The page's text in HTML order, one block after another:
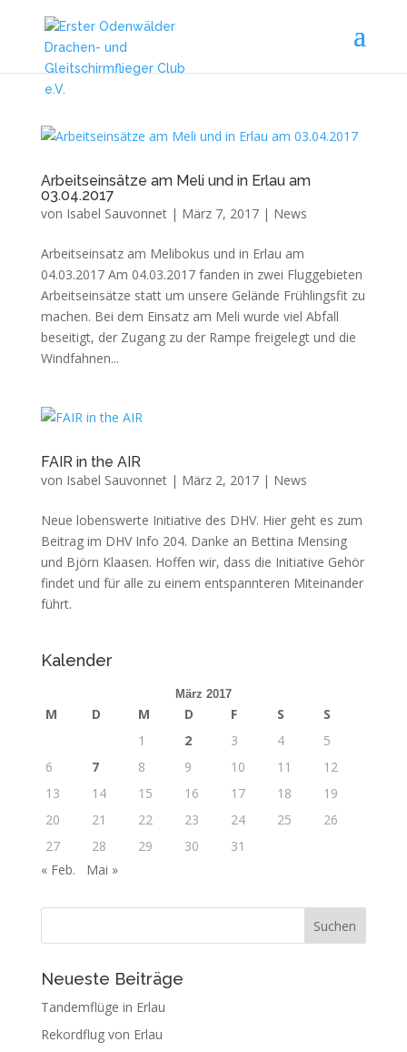
Arbeitseinsätze am Meli und in Erlau am
03.04.2017
von Isabel Sauvonnet| März 7, 2017| News
Arbeitseinsatz am Melibokus und in Erlau am
04.03.2017 Am 04.03.2017 fanden in zwei Fluggebieten
Arbeitseinsätze statt um unsere Gelände Frühlingsfit zu
machen. Bei dem Einsatz am Meli wurde viel Abfall
beseitigt, der Zugang zu der Rampe freigelegt und die
Windfahnen...
FAIR in the AIR
von Isabel Sauvonnet| März 2, 2017| News
Neue lobenswerte Initiative des DHV. Hier geht es zum
Beitrag im DHV Info 204. Danke an Bettina Mensing
und Björn Klaasen. Hoffen wir, dass die Initiative Gehör
findet und für alle zu einem entspannteren Miteinander
führt.
Kalender
März 2017
M D M D F S
S
1
2 3 4
5
6
7 8 9 10 11
12
13
14 15 16 17 18
19
20
21 22 23 24 25
26
27
28 29 30
31
« Feb.
Mai »
Neueste Beiträge
Tandemflüge in Erlau
Rekordflug von Erlau